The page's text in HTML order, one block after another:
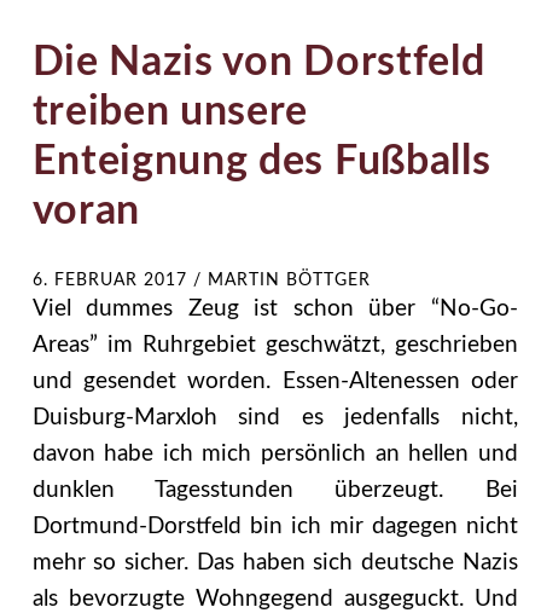
Die Nazis von Dorstfeld
treiben unsere
Enteignung des Fußballs
voran
6. FEBRUAR 2017 / MARTIN BÖTTGER
Viel dummes Zeug ist schon über “No-Go-
Areas” im Ruhrgebiet geschwätzt, geschrieben
und gesendet worden. Essen-Altenessen oder
Duisburg-Marxloh sind es jedenfalls nicht,
davon habe ich mich persönlich an hellen und
dunklen Tagesstunden überzeugt. Bei
Dortmund-Dorstfeld bin ich mir dagegen nicht
mehr so sicher. Das haben sich deutsche Nazis
als bevorzugte Wohngegend ausgeguckt. Und